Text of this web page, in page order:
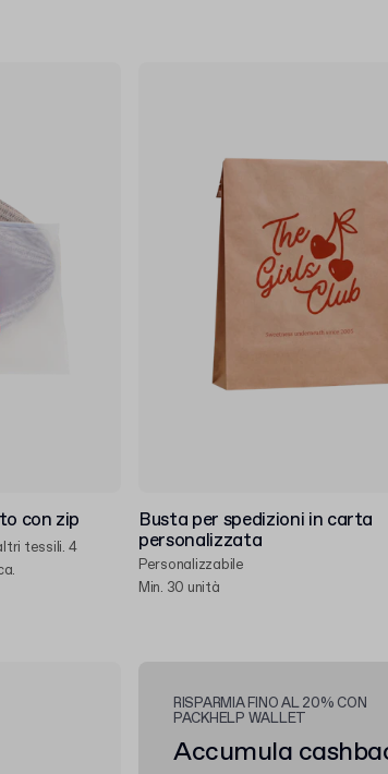
con zip
tessili. 4
Busta per spedizioni in carta
personalizzata
Personalizzabile
Min. 30 unità
RISPARMIA FINO AL 20% CON
PACKHELP WALLET
Accumula